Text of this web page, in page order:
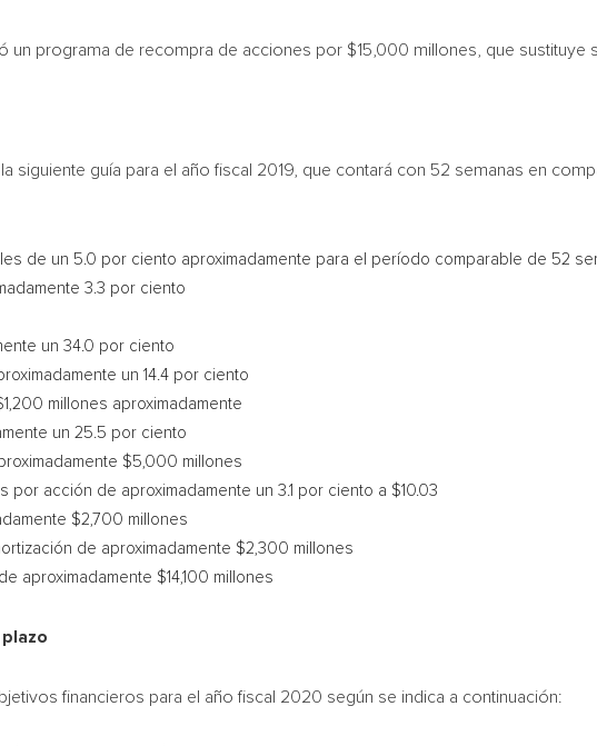
un programa de recompra de acciones por $15,000 millones, que sustituye
siguiente guía para el año fiscal 2019, que contará con 52 semanas en
de un 5.0 por ciento aproximadamente para el período comparable de 52
3.3 por ciento
un 34.0 por ciento
un 14.4 por ciento
millones aproximadamente
un 25.5 por ciento
$5,000 millones
por acción de aproximadamente un 3.1 por ciento a $10.03
$2,700 millones
de aproximadamente $2,300 millones
aproximadamente $14,100 millones
financieros para el año fiscal 2020 según se indica a continuación: